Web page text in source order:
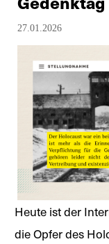
27.01.2026
Heute ist der
die Opfer des